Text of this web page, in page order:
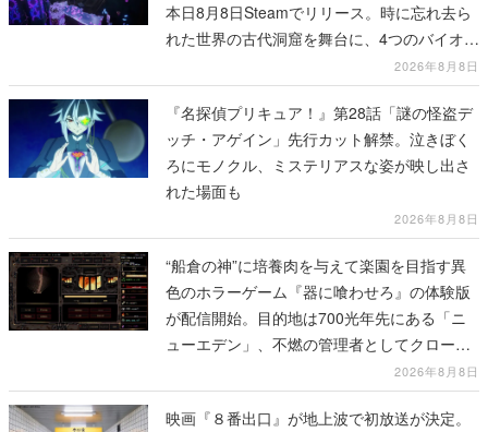
本日8月8日Steamでリリース。時に忘れ去ら
れた世界の古代洞窟を舞台に、4つのバイオー
2026年8月8日
『名探偵プリキュア！』第28話「謎の怪盗デ
ッチ・アゲイン」先行カット解禁。泣きぼく
ろにモノクル、ミステリアスな姿が映し出さ
れた場面も
2026年8月8日
“船倉の神”に培養肉を与えて楽園を目指す異
色のホラーゲーム『器に喰わせろ』の体験版
が配信開始。目的地は700光年先にある「ニ
ューエデン」、不燃の管理者としてクローン
人間を増やし、加工して神に捧げる2026年8月8日
映画『８番出口』が地上波で初放送が決定。